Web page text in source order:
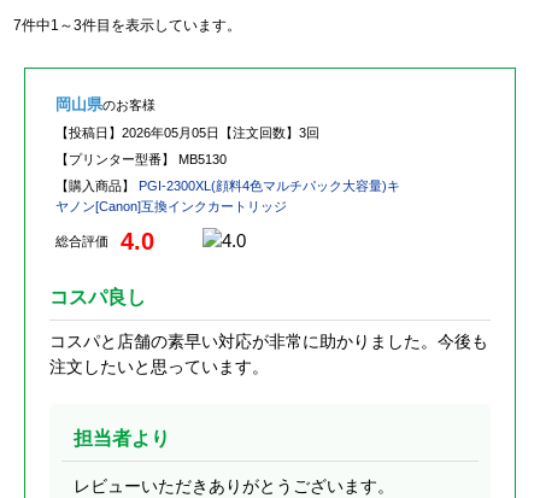
7件中1～3件目を表示しています。
岡山県のお客様
【投稿日】 2026年05月05日 【注文回数】 3回
【プリンター型番】 MB5130
【購入商品】 PGI-2300XL(顔料4色マルチパック大容量)キ
ヤノン[Canon]互換インクカートリッジ
総合評価 4.0
コスパ良し
コスパと店舗の素早い対応が非常に助かりました。今後も
注文したいと思っています。
担当者より
レビューいただきありがとうございます。